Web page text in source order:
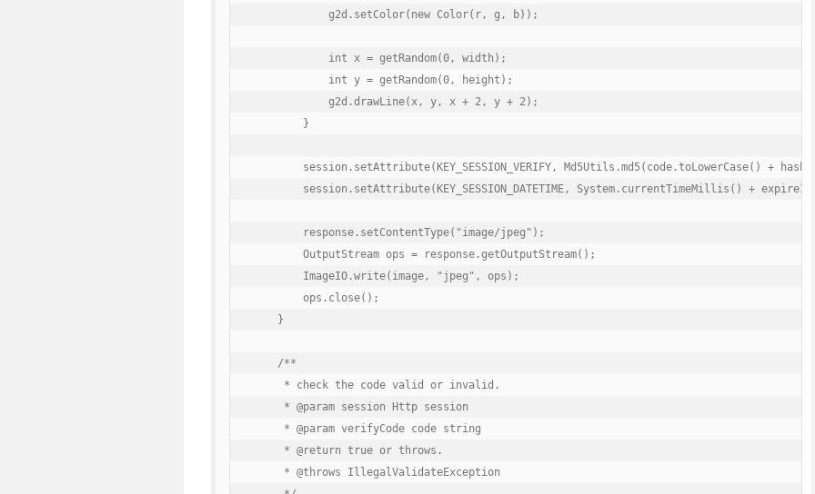
            g2d.setColor(new Color(r, g, b));
            int x = getRandom(0, width);
            int y = getRandom(0, height);
            g2d.drawLine(x, y, x + 2, y + 2);
        }
session.setAttribute(KEY_SESSION_VERIFY, Md5Utils.md5(code.toLowerCase() +
session.setAttribute(KEY_SESSION_DATETIME, System.currentTimeMillis() +
        response.setContentType("image/jpeg");
        OutputStream ops = response.getOutputStream();
        ImageIO.write(image, "jpeg", ops);
        ops.close();
    }
    /**
     * check the code valid or invalid.
     * @param session Http session
     * @param verifyCode code string
     * @return true or throws.
     * @throws IllegalValidateException